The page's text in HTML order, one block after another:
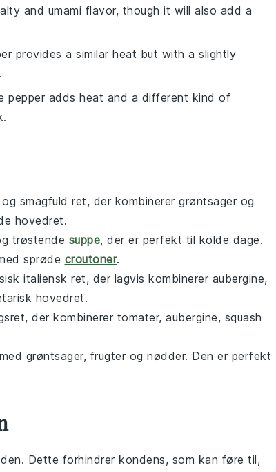
and umami flavor, though it will also add a
provides a similar heat but with a slightly
pepper adds heat and a different kind of
smagfuld ret, der kombinerer grøntsager og
hovedret.
trøstende suppe, der er perfekt til kolde dage.
sprøde croutoner.
italiensk ret, der lagvis kombinerer aubergine,
hovedret.
, der kombinerer tomater, aubergine, squash
grøntsager, frugter og nødder. Den er perfekt
Dette forhindrer kondens, som kan føre til,